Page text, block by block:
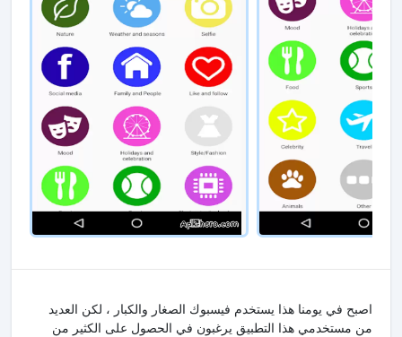
اصبح في يومنا هذا يستخدم فيسبوك الصغار والكبار ، لكن العديد
من مستخدمي هذا التطبيق يرغبون في الحصول على الكثير من